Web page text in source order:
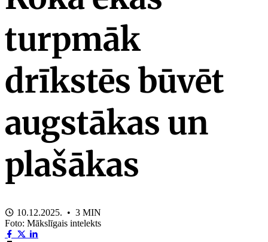
turpmāk
drīkstēs būvēt
augstākas un
plašākas
10.12.2025. • 3 MIN
Foto: Mākslīgais intelekts